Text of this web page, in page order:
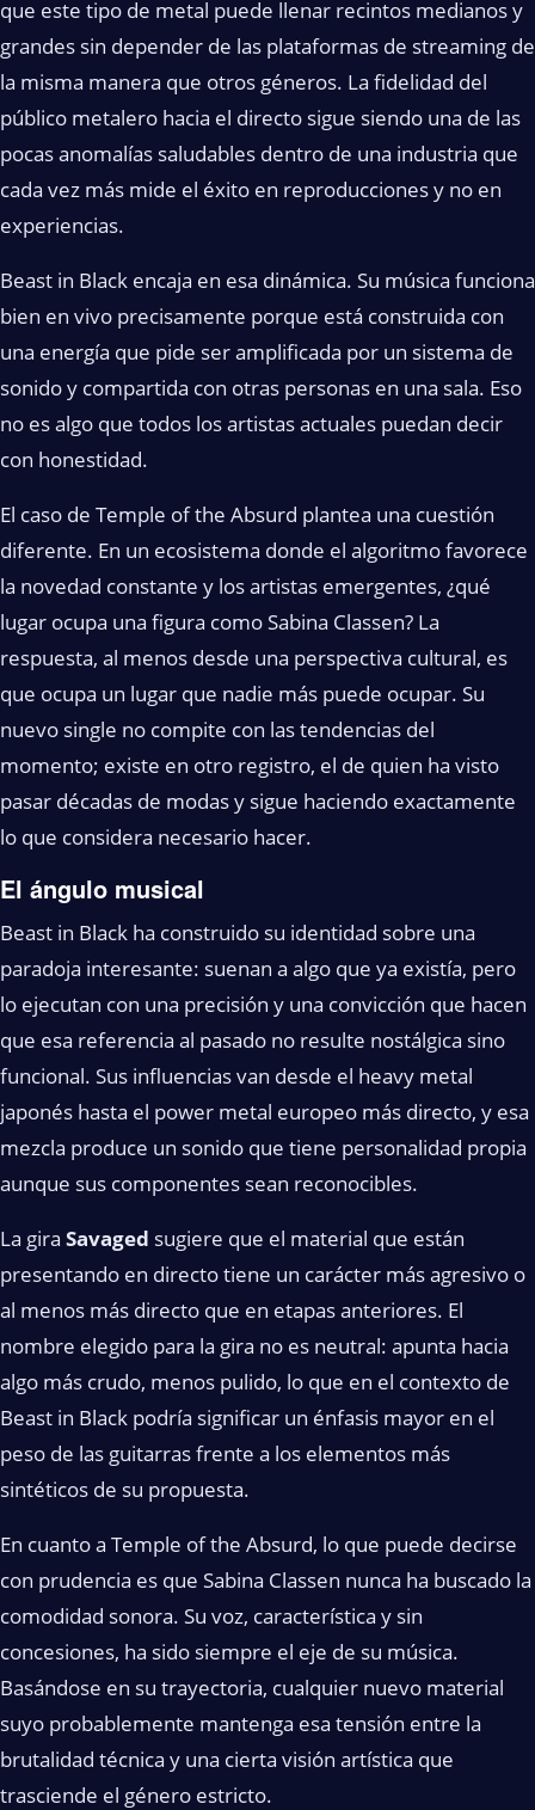
que este tipo de metal puede llenar recintos medianos y
grandes sin depender de las plataformas de streaming de
la misma manera que otros géneros. La fidelidad del
público metalero hacia el directo sigue siendo una de las
pocas anomalías saludables dentro de una industria que
cada vez más mide el éxito en reproducciones y no en
experiencias.
Beast in Black encaja en esa dinámica. Su música funciona
bien en vivo precisamente porque está construida con
una energía que pide ser amplificada por un sistema de
sonido y compartida con otras personas en una sala. Eso
no es algo que todos los artistas actuales puedan decir
con honestidad.
El caso de Temple of the Absurd plantea una cuestión
diferente. En un ecosistema donde el algoritmo favorece
la novedad constante y los artistas emergentes, ¿qué
lugar ocupa una figura como Sabina Classen? La
respuesta, al menos desde una perspectiva cultural, es
que ocupa un lugar que nadie más puede ocupar. Su
nuevo single no compite con las tendencias del
momento; existe en otro registro, el de quien ha visto
pasar décadas de modas y sigue haciendo exactamente
lo que considera necesario hacer.
El ángulo musical
Beast in Black ha construido su identidad sobre una
paradoja interesante: suenan a algo que ya existía, pero
lo ejecutan con una precisión y una convicción que hacen
que esa referencia al pasado no resulte nostálgica sino
funcional. Sus influencias van desde el heavy metal
japonés hasta el power metal europeo más directo, y esa
mezcla produce un sonido que tiene personalidad propia
aunque sus componentes sean reconocibles.
La gira Savaged sugiere que el material que están
presentando en directo tiene un carácter más agresivo o
al menos más directo que en etapas anteriores. El
nombre elegido para la gira no es neutral: apunta hacia
algo más crudo, menos pulido, lo que en el contexto de
Beast in Black podría significar un énfasis mayor en el
peso de las guitarras frente a los elementos más
sintéticos de su propuesta.
En cuanto a Temple of the Absurd, lo que puede decirse
con prudencia es que Sabina Classen nunca ha buscado la
comodidad sonora. Su voz, característica y sin
concesiones, ha sido siempre el eje de su música.
Basándose en su trayectoria, cualquier nuevo material
suyo probablemente mantenga esa tensión entre la
brutalidad técnica y una cierta visión artística que
trasciende el género estricto.